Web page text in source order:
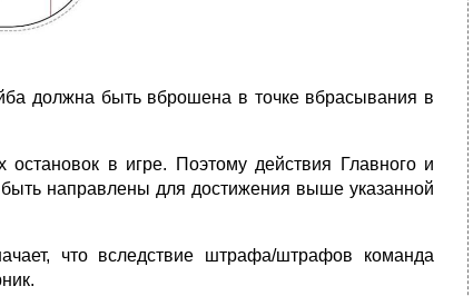
должна быть вброшена в точке вбрасывания в
в игре. Поэтому действия Главного и
направлены для достижения выше указанной
что вследствие штрафа/штрафов команда